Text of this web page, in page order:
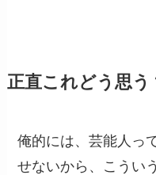
正直これどう思う
俺的には、芸能人っ
せないから、こうい